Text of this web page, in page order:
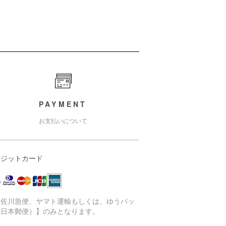
PAYMENT
お支払いについて
ットカード
川急便、ヤマト運輸もしくは、ゆうパッ
本郵便）】のみとなります。